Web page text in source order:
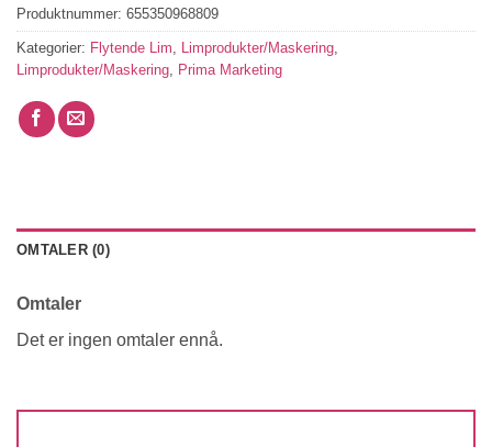
Produktnummer: 655350968809
Kategorier: Flytende Lim Limprodukter/Maskering
Limprodukter/Maskering
Prima Marketing
OMTALER (0)
Omtaler
Det er ingen omtaler ennå.